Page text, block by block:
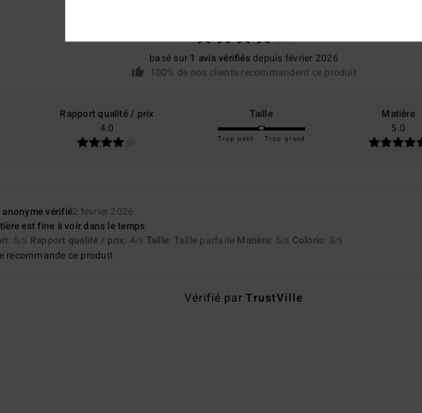
basé sur 1 avis vérifiésdepuis février 2026
100% de nos clients recommandent ce produit
Rapport qualité / prix
4.0
Taille
Trop petit Trop grand
Matière
5.0
vérifié2 février 2026
est fine à voir dans le temps
: 5/5 Rapport qualité / prix: 4/5 Taille: Taille parfaite Matière: 5/5 Coloris: 3/5
recommande ce produit
Vérifié parTrustVille